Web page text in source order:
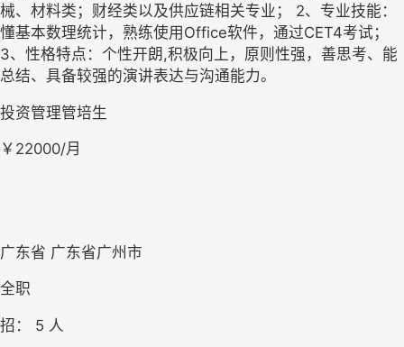
械、材料类；财经类以及供应链相关专业； 2、专业技能：
懂基本数理统计，熟练使用Office软件，通过CET4考试；
3、性格特点：个性开朗,积极向上，原则性强，善思考、能
总结、具备较强的演讲表达与沟通能力。
投资管理管培生
￥22000/月
广东省 广东省广州市
全职
招： 5 人